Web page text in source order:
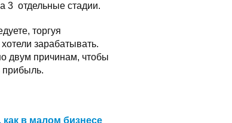
3 отдельные стадии.
торгуя
зарабатывать.
двум причинам, чтобы
прибыль.
как в малом бизнесе